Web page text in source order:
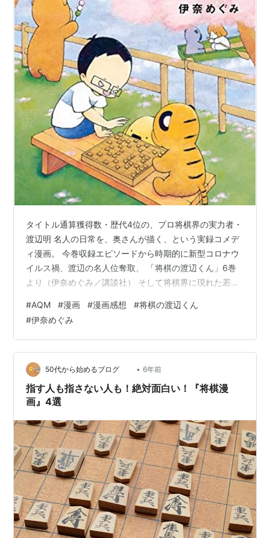
タイトル通算獲得数・歴代4位の、プロ将棋界の実力者・
渡辺明 名人の日常を、奥さんが描く、という実録コメデ
ィ漫画。 今巻収録エピソードから時期的に新型コロナウ
イルス禍、渡辺の名人位奪取、 「将棋の渡辺くん」6巻
より（伊奈めぐみ／講談社） そして将棋界に現れた若き
的に快進撃を始める頃のお話。 現在の将棋界を語る上で
藤井五冠に触れないわけにはいかないというか、「藤井
くんイジり」のエピソードがだいぶ多いです。 「将棋の
渡辺くん」6巻より（伊奈めぐみ／講談社） 内容を藤井
五冠に寄せていった、というよりは、なにしろ渡辺が作
中で3回もタイトル戦で藤井に負けて…
#AQM #漫画 #漫画感想 #将棋の渡辺くん
#伊奈めぐみ
50代から始めるブログ • 6年前
指す人も指さない人も！絶対面白い！『将棋漫
画』4選